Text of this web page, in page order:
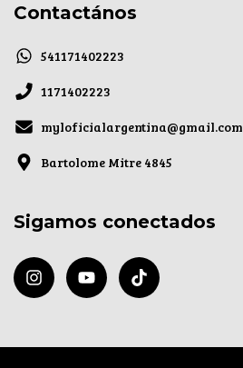
Contactános
541171402223
1171402223
myloficialargentina@gmail.com
Bartolome Mitre 4845
Sigamos conectados